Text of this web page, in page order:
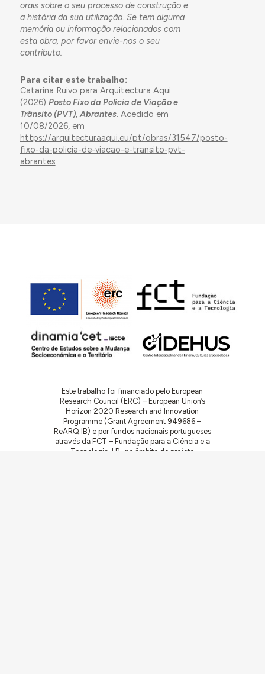
orais sobre o seu processo de construção e
a história da sua utilização. Se tem alguma
memória ou informação relacionados com
esta obra, por favor envie-nos o seu
contributo.
Para citar este trabalho:
Catarina Ruivo para Arquitectura Aqui
(2026) Posto Fixo da Polícia de Viação e
Trânsito (PVT), Abrantes. Acedido em
10/08/2026, em
https://arquitecturaaqui.eu/pt/obras/31547/posto-
fixo-da-policia-de-viacao-e-transito-pvt-
abrantes
Este trabalho foi financiado pelo European
Research Council (ERC) – European Union’s
Horizon 2020 Research and Innovation
Programme (Grant Agreement 949686 –
ReARQ.IB) e por fundos nacionais portugueses
através da FCT – Fundação para a Ciência e a
Tecnologia, I.P., no âmbito do projeto